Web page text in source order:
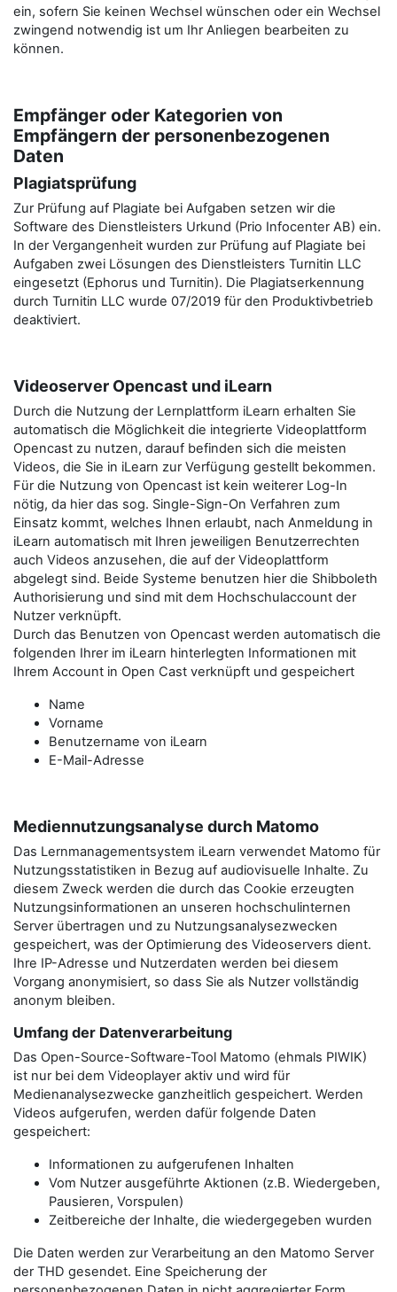
ein, sofern Sie keinen Wechsel wünschen oder ein Wechsel
zwingend notwendig ist um Ihr Anliegen bearbeiten zu
können.
Empfänger oder Kategorien von
Empfängern der personenbezogenen
Daten
Plagiatsprüfung
Zur Prüfung auf Plagiate bei Aufgaben setzen wir die
Software des Dienstleisters Urkund (Prio Infocenter AB) ein.
In der Vergangenheit wurden zur Prüfung auf Plagiate bei
Aufgaben zwei Lösungen des Dienstleisters Turnitin LLC
eingesetzt (Ephorus und Turnitin). Die Plagiatserkennung
durch Turnitin LLC wurde 07/2019 für den Produktivbetrieb
deaktiviert.
Videoserver Opencast und iLearn
Durch die Nutzung der Lernplattform iLearn erhalten Sie
automatisch die Möglichkeit die integrierte Videoplattform
Opencast zu nutzen, darauf befinden sich die meisten
Videos, die Sie in iLearn zur Verfügung gestellt bekommen.
Für die Nutzung von Opencast ist kein weiterer Log-In
nötig, da hier das sog. Single-Sign-On Verfahren zum
Einsatz kommt, welches Ihnen erlaubt, nach Anmeldung in
iLearn automatisch mit Ihren jeweiligen Benutzerrechten
auch Videos anzusehen, die auf der Videoplattform
abgelegt sind. Beide Systeme benutzen hier die Shibboleth
Authorisierung und sind mit dem Hochschulaccount der
Nutzer verknüpft.
Durch das Benutzen von Opencast werden automatisch die
folgenden Ihrer im iLearn hinterlegten Informationen mit
Ihrem Account in Open Cast verknüpft und gespeichert
Name
Vorname
Benutzername von iLearn
E-Mail-Adresse
Mediennutzungsanalyse durch Matomo
Das Lernmanagementsystem iLearn verwendet Matomo für
Nutzungsstatistiken in Bezug auf audiovisuelle Inhalte. Zu
diesem Zweck werden die durch das Cookie erzeugten
Nutzungsinformationen an unseren hochschulinternen
Server übertragen und zu Nutzungsanalysezwecken
gespeichert, was der Optimierung des Videoservers dient.
Ihre IP-Adresse und Nutzerdaten werden bei diesem
Vorgang anonymisiert, so dass Sie als Nutzer vollständig
anonym bleiben.
Umfang der Datenverarbeitung
Das Open-Source-Software-Tool Matomo (ehmals PIWIK)
ist nur bei dem Videoplayer aktiv und wird für
Medienanalysezwecke ganzheitlich gespeichert. Werden
Videos aufgerufen, werden dafür folgende Daten
gespeichert:
Informationen zu aufgerufenen Inhalten
Vom Nutzer ausgeführte Aktionen (z.B. Wiedergeben,
Pausieren, Vorspulen)
Zeitbereiche der Inhalte, die wiedergegeben wurden
Die Daten werden zur Verarbeitung an den Matomo Server
der THD gesendet. Eine Speicherung der